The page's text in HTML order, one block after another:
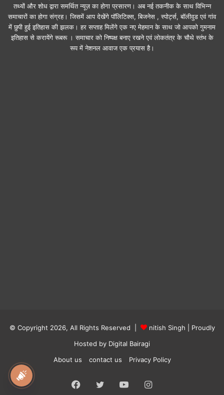
तथ्यों और शोध द्वारा समर्थित न्यूज़ का होगा प्रसारण। अब नई तकनीक के साथ विभिन्न
समाचारों का होगा संग्रह। जिसमें आप देखेंगे पॉलिटिक्स, बिजनेस , स्पोर्ट्स, बॉलीवुड एवं गांव
में छुपी हुई इतिहास की झलक। हर सप्ताह मिलेंगे एक नए मेहमान के साथ जो आपको गुमनाम
इतिहास से करायेंगे रूबरू । समाचार को निष्पक्ष बनाए रखने एवं लोकतंत्र के चौथे स्तंभ के
रूप में नेशनल आवाज एक प्रयास है।
© Copyright 2026, All Rights Reserved | nitish Singh | Proudly
Hosted by Digital Bairagi
About us
contact us Privacy Policy
Facebook
Twitter YouTubeInstagram